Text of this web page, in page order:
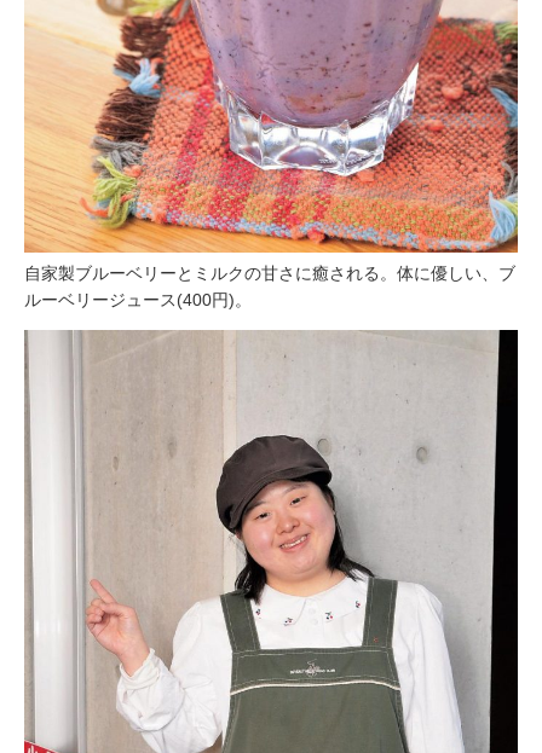
自家製ブルーベリーとミルクの甘さに癒される。体に優しい、ブ
ルーベリージュース(400円)。